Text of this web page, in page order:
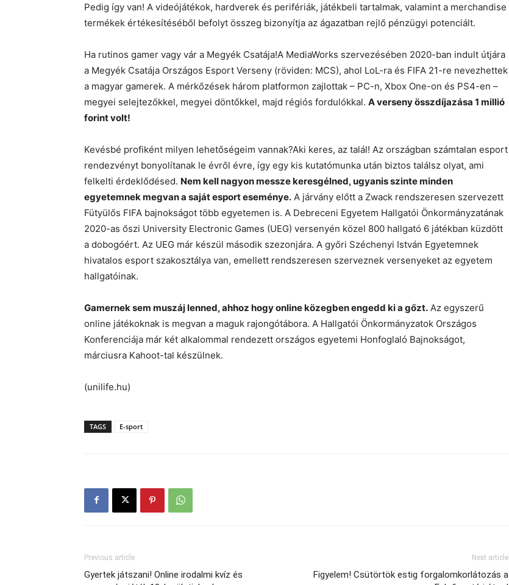
Pedig így van! A videójátékok, hardverek és perifériák, játékbeli tartalmak, valamint a merchandise
termékek értékesítéséből befolyt összeg bizonyítja az ágazatban rejlő pénzügyi potenciált.
Ha rutinos gamer vagy vár a Megyék Csatája!A MediaWorks szervezésében 2020-ban indult útjára
a Megyék Csatája Országos Esport Verseny (röviden: MCS), ahol LoL-ra és FIFA 21-re nevezhettek
a magyar gamerek. A mérkőzések három platformon zajlottak – PC-n, Xbox One-on és PS4-en –
megyei selejtezőkkel, megyei döntőkkel, majd régiós fordulókkal. A verseny összdíjazása 1 millió
forint volt!
Kevésbé profiként milyen lehetőségeim vannak?Aki keres, az talál! Az országban számtalan esport
rendezvényt bonyolítanak le évről évre, így egy kis kutatómunka után biztos találsz olyat, ami
felkelti érdeklődésed. Nem kell nagyon messze keresgélned, ugyanis szinte minden
egyetemnek megvan a saját esport eseménye. A járvány előtt a Zwack rendszeresen szervezett
Fütyülős FIFA bajnokságot több egyetemen is. A Debreceni Egyetem Hallgatói Önkormányzatának
2020-as őszi University Electronic Games (UEG) versenyén közel 800 hallgató 6 játékban küzdött
a dobogóért. Az UEG már készül második szezonjára. A győri Széchenyi István Egyetemnek
hivatalos esport szakosztálya van, emellett rendszeresen szerveznek versenyeket az egyetem
hallgatóinak.
Gamernek sem muszáj lenned, ahhoz hogy online közegben engedd ki a gőzt. Az egyszerű
online játékoknak is megvan a maguk rajongótábora. A Hallgatói Önkormányzatok Országos
Konferenciája már két alkalommal rendezett országos egyetemi Honfoglaló Bajnokságot,
márciusra Kahoot-tal készülnek.
(unilife.hu)
TAGS E-sport
Previous article
Gyertek játszani! Online irodalmi kvíz és
Next article
Figyelem! Csütörtök estig forgalomkorlátozás a